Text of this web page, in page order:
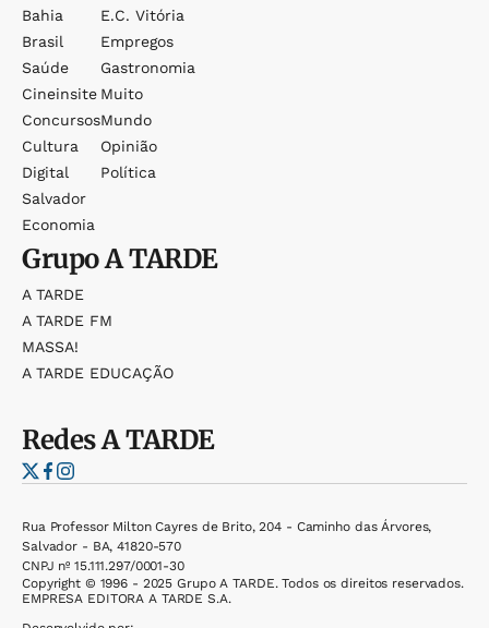
Bahia
Brasil
Saúde
Cineinsite
Concursos
Cultura
Digital
Salvador
Economia
E.c. Vitória
Empregos
Gastronomia
Muito
Mundo
Opinião
Política
GrupoA TARDE
A TARDE
A TARDE FM
MASSA!
A TARDE EDUCAÇÃO
RedesA TARDE
Rua Professor Milton Cayres de Brito, 204 - Caminho das Árvores,
Salvador - BA, 41820-570
CNPJ nº 15.111.297/0001-30
Copyright © 1996 - 2025 Grupo A TARDE. Todos os direitos reservados.
EMPRESA EDITORA A TARDE S.A.